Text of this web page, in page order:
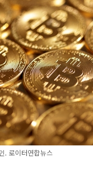
. 로이터연합뉴스